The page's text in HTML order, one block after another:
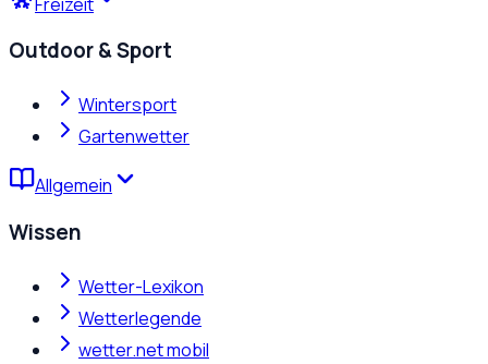
Outdoor & Sport
Wintersport
Gartenwetter
Allgemein
Wissen
Wetter-Lexikon
Wetterlegende
wetter.net mobil